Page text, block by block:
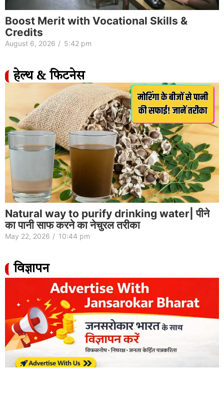
Boost Merit with Vocational Skills &
Credits
August 6, 2026 / 5:42 pm
हेल्थ & फिटनेस
Natural way to purify drinking water| पीने
का पानी साफ करने का नेचुरल तरीका
May 22, 2026 / 10:44 pm
विज्ञापन